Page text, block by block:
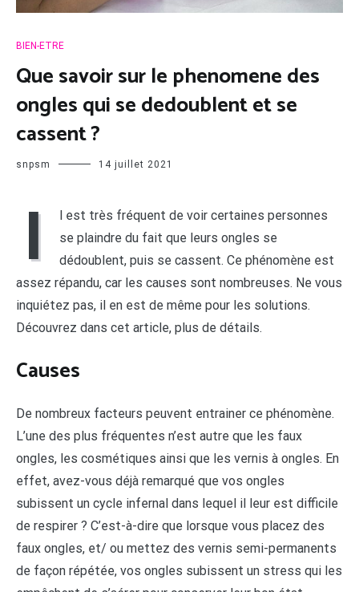
BIEN-ETRE
Que savoir sur le phenomene des
ongles qui se dedoublent et se
cassent ?
snpsm 14 juillet 2021
I
l est très fréquent de voir certaines personnes
se plaindre du fait que leurs ongles se
dédoublent, puis se cassent. Ce phénomène est
assez répandu, car les causes sont nombreuses. Ne vous
inquiétez pas, il en est de même pour les solutions.
Découvrez dans cet article, plus de détails.
Causes
De nombreux facteurs peuvent entrainer ce phénomène.
L’une des plus fréquentes n’est autre que les faux
ongles, les cosmétiques ainsi que les vernis à ongles. En
effet, avez-vous déjà remarqué que vos ongles
subissent un cycle infernal dans lequel il leur est difficile
de respirer ? C’est-à-dire que lorsque vous placez des
faux ongles, et/ ou mettez des vernis semi-permanents
de façon répétée, vos ongles subissent un stress qui les